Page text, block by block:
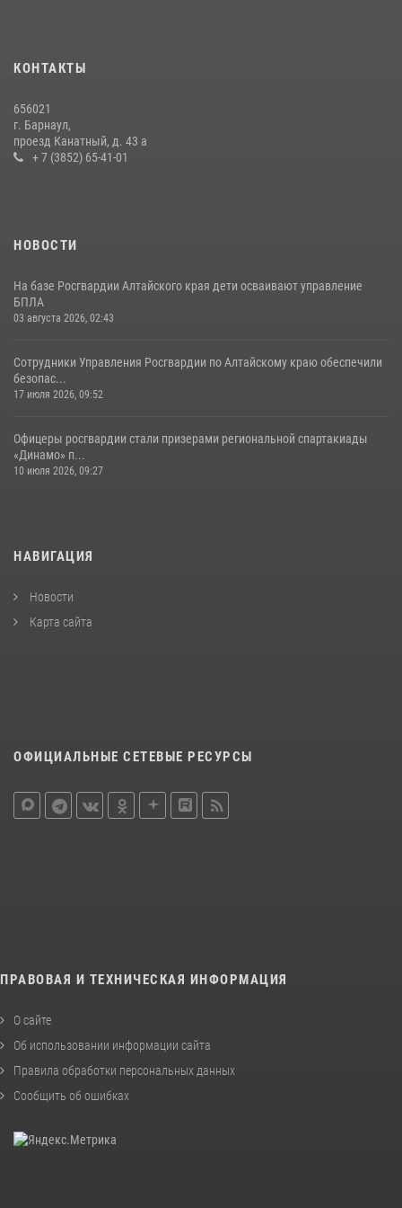
КОНТАКТЫ
656021
г. Барнаул,
проезд Канатный, д. 43 а
+ 7 (3852) 65-41-01
НОВОСТИ
На базе Росгвардии Алтайского края дети осваивают управление
БПЛА
03 августа 2026, 02:43
Сотрудники Управления Росгвардии по Алтайскому краю обеспечили
безопас...
17 июля 2026, 09:52
Офицеры росгвардии стали призерами региональной спартакиады
«Динамо» п...
10 июля 2026, 09:27
НАВИГАЦИЯ
Новости
Карта сайта
ОФИЦИАЛЬНЫЕ СЕТЕВЫЕ РЕСУРСЫ
ПРАВОВАЯ И ТЕХНИЧЕСКАЯ ИНФОРМАЦИЯ
О сайте
Об использовании информации сайта
Правила обработки персональных данных
Сообщить об ошибках